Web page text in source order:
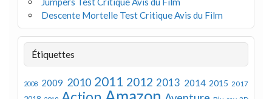
Descente Mortelle Test Critique Avis du Film
Étiquettes
2008 2009 2010 2011 2012 2013 2014 2015 2017